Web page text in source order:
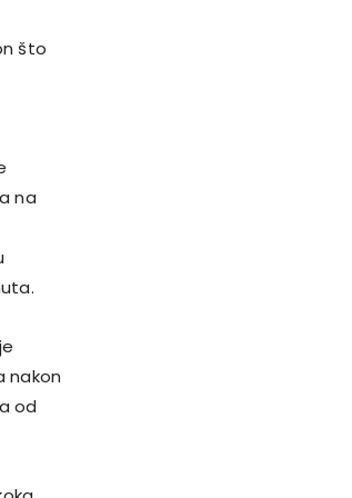
što
na
nakon
od